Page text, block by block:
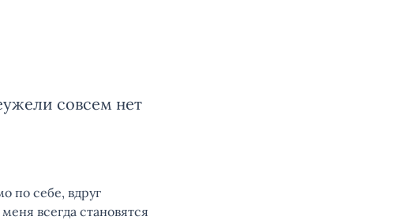
совсем нет
по себе, вдруг
всегда становятся